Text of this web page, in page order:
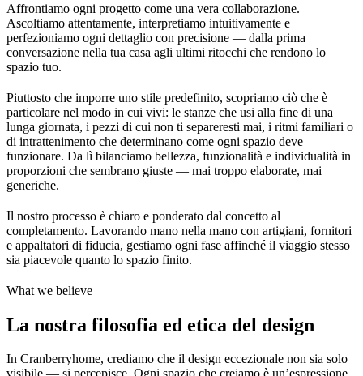
Affrontiamo ogni progetto come una vera collaborazione.
Ascoltiamo attentamente, interpretiamo intuitivamente e
perfezioniamo ogni dettaglio con precisione — dalla prima
conversazione nella tua casa agli ultimi ritocchi che rendono lo
spazio tuo.
Piuttosto che imporre uno stile predefinito, scopriamo ciò che è
particolare nel modo in cui vivi: le stanze che usi alla fine di una
lunga giornata, i pezzi di cui non ti separeresti mai, i ritmi familiari o
di intrattenimento che determinano come ogni spazio deve
funzionare. Da lì bilanciamo bellezza, funzionalità e individualità in
proporzioni che sembrano giuste — mai troppo elaborate, mai
generiche.
Il nostro processo è chiaro e ponderato dal concetto al
completamento. Lavorando mano nella mano con artigiani, fornitori
e appaltatori di fiducia, gestiamo ogni fase affinché il viaggio stesso
sia piacevole quanto lo spazio finito.
What we believe
La nostra filosofia ed etica del design
In Cranberryhome, crediamo che il design eccezionale non sia solo